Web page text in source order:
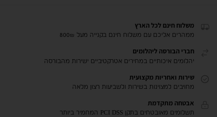
משלוח חינם לכל הארץ
ממהרים אליכם עם משלוח חינם בקנייה מעל 800₪
חברי הבורסה ליהלומים
יהלומים איכותיים במחירים אטרקטיביים ישירות מהבורסה
שירות ואחריות מקצועית
מחויבים למצוינות בשירות ולשביעות רצון מלאה
אבטחה מתקדמת
תשלומים מאובטחים בתקן PCI DSS המחמיר ביותר